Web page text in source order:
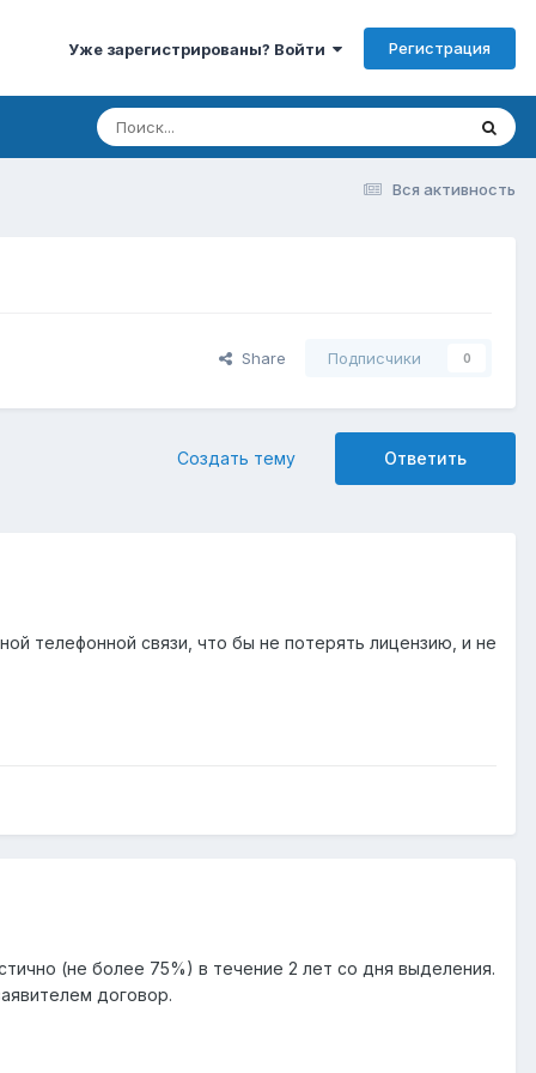
Уже зарегистрированы? Войти Регистрация
Вся активность
Share Подписчики 0
Ответить
Создать тему
телефонной связи, что бы не потерять лицензию, и не
(не более 75%) в течение 2 лет со дня выделения.
договор.